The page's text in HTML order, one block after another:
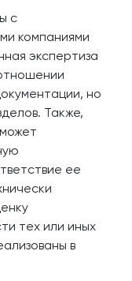
с
компаниями
экспертиза
но
Также,
ее
тех или иных
в